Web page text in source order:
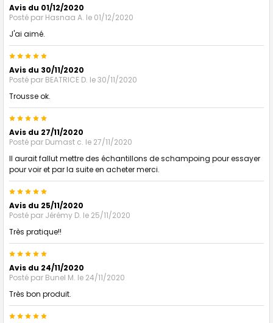
Avis du 01/12/2020
Posté par Hasnaa A. le 01/12/2020
J'ai aimé.
5
Avis du 30/11/2020
Posté par BEATRICE D. le 30/11/2020
Trousse ok.
5
Avis du 27/11/2020
Posté par Dumast c. le 27/11/2020
Il aurait fallut mettre des échantillons de schampoing pour essayer
pour voir et par la suite en acheter merci.
5
Avis du 25/11/2020
Posté par Jérémy D. le 25/11/2020
Très pratique!!
5
Avis du 24/11/2020
Posté par Bunel M. le 24/11/2020
Très bon produit.
5